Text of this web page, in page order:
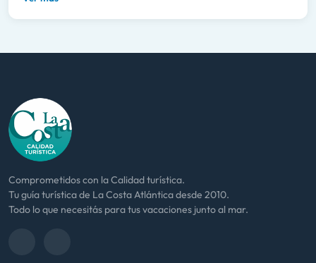
Comprometidos con la Calidad turística.
Tu guía turística de La Costa Atlántica desde 2010.
Todo lo que necesitás para tus vacaciones junto al mar.